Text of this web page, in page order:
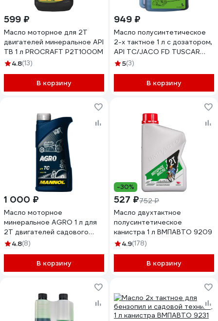
599 ₽
Масло моторное для 2Т
двигателей минеральное API
TB 1 л PROCRAFT P2T1000M
4.8(13)
В корзину
949 ₽
Масло полусинтетическое
2-х тактное 1 л с дозатором,
API TC/JACO FD TUSCAR
301022015-10-2
5(3)
В корзину
1 000 ₽
Масло моторное
минеральное AGRO 1 л для
2Т двигателей садового
оборудования MANNOL 1435
4.8(8)
В корзину
-30%
527 ₽752 ₽
Масло двухтактное
полусинтетическое
канистра 1 л ВМПАВТО 9209
4.9(178)
В корзину